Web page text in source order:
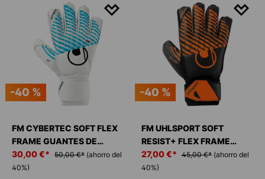
-40 %
FM CYBERTEC SOFT FLEX
FRAME GUANTES DE
PORTERO
30,00 €* 50,00 €* (ahorro del
40%)
-40 %
FM UHLSPORT SOFT
RESIST+ FLEX FRAME
GUANTES DE PORTERO
27,00 €* 45,00 €* (ahorro del
40%)